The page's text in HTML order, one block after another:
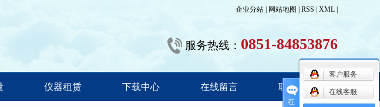
企业分站 网站地图 RSS XML
服务热线： 0851-84853876
仪器租赁 下载中心 在线留言 联系我们
在
客户服务
在线客服